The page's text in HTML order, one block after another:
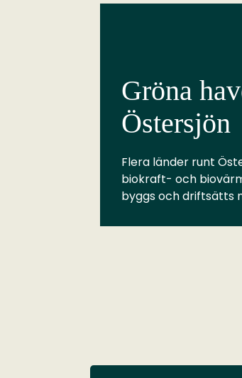
Gröna
Östersjön
Flera länder runt
biokraft- och
byggs och driftsätts